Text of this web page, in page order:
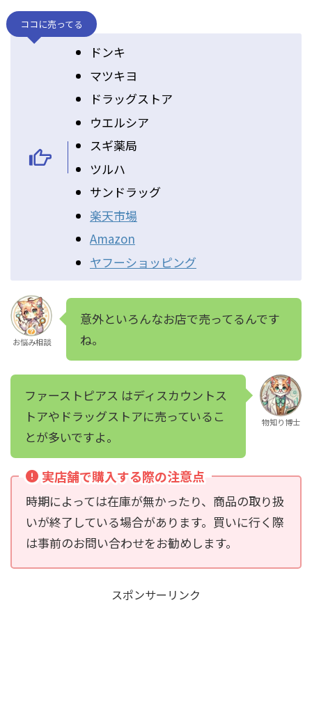
ココに売ってる
ドンキ
マツキヨ
ドラッグストア
ウエルシア
スギ薬局
ツルハ
サンドラッグ
楽天市場
Amazon
ヤフーショッピング
お悩み相談
意外といろんなお店で売ってるんです
ね。
ファーストピアス はディスカウントス
トアやドラッグストアに売っているこ
とが多いですよ。
物知り博士
実店舗で購入する際の注意点
時期によっては在庫が無かったり、商品の取り扱
いが終了している場合があります。買いに行く際
は事前のお問い合わせをお勧めします。
スポンサーリンク